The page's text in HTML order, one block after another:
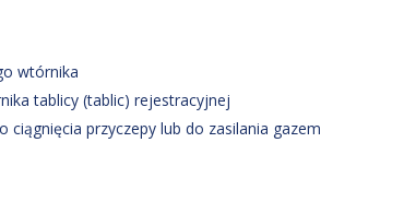
wtórnika
tablicy (tablic) rejestracyjnej
przyczepy lub do zasilania gazem